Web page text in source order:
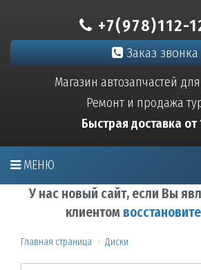
+7(978)112-
Заказ звонка
Магазин автозапчастей
Ремонт и продажа
Быстрая доставка от
МЕНЮ
У нас новый сайт, если Вы
клиентом
Главная страница Диски